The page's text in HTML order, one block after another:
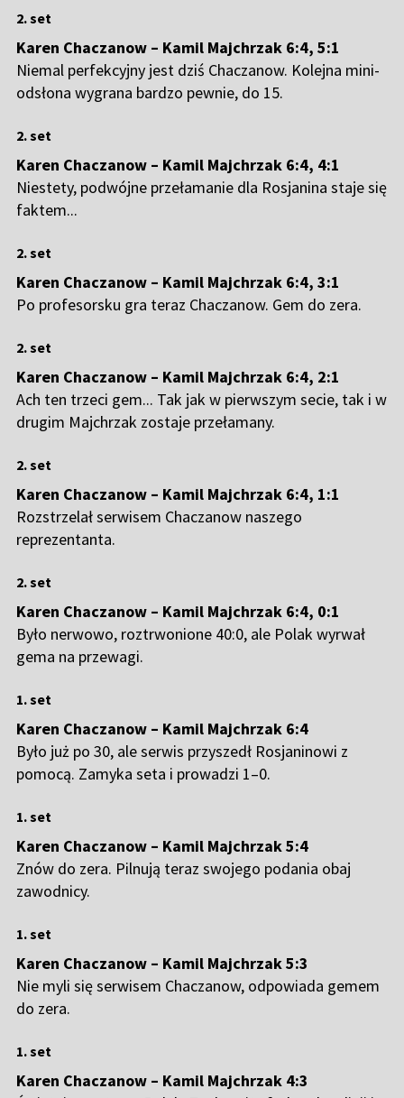
2. set
Karen Chaczanow – Kamil Majchrzak 6:4, 5:1
Niemal perfekcyjny jest dziś Chaczanow. Kolejna mini-
odsłona wygrana bardzo pewnie, do 15.
2. set
Karen Chaczanow – Kamil Majchrzak 6:4, 4:1
Niestety, podwójne przełamanie dla Rosjanina staje się
faktem...
2. set
Karen Chaczanow – Kamil Majchrzak 6:4, 3:1
Po profesorsku gra teraz Chaczanow. Gem do zera.
2. set
Karen Chaczanow – Kamil Majchrzak 6:4, 2:1
Ach ten trzeci gem... Tak jak w pierwszym secie, tak i w
drugim Majchrzak zostaje przełamany.
2. set
Karen Chaczanow – Kamil Majchrzak 6:4, 1:1
Rozstrzelał serwisem Chaczanow naszego
reprezentanta.
2. set
Karen Chaczanow – Kamil Majchrzak 6:4, 0:1
Było nerwowo, roztrwonione 40:0, ale Polak wyrwał
gema na przewagi.
1. set
Karen Chaczanow – Kamil Majchrzak 6:4
Było już po 30, ale serwis przyszedł Rosjaninowi z
pomocą. Zamyka seta i prowadzi 1–0.
1. set
Karen Chaczanow – Kamil Majchrzak 5:4
Znów do zera. Pilnują teraz swojego podania obaj
zawodnicy.
1. set
Karen Chaczanow – Kamil Majchrzak 5:3
Nie myli się serwisem Chaczanow, odpowiada gemem
do zera.
1. set
Karen Chaczanow – Kamil Majchrzak 4:3